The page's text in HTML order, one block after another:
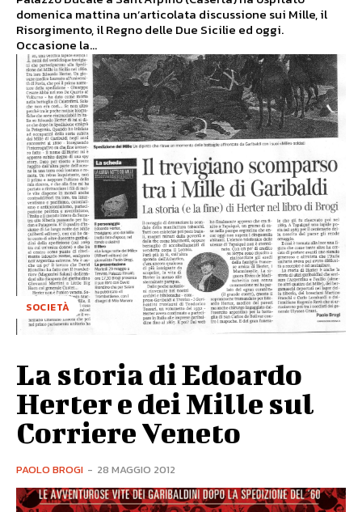
domenica mattina un’articolata discussione sui Mille, il
Risorgimento, il Regno delle Due Sicilie ed oggi.
Occasione la...
SOCIETÀ
La storia di Edoardo
Herter e dei Mille sul
Corriere Veneto
PAOLO BROGI - 28 MAGGIO 2012